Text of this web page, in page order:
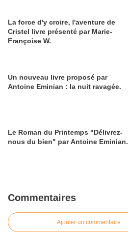
La force d'y croire, l'aventure de
Cristel livre présenté par Marie-
Françoise W.
Un nouveau livre proposé par
Antoine Eminian : la nuit ravagée.
Le Roman du Printemps "Délivrez-
nous du bien" par Antoine Eminian.
Commentaires
Ajouter un commentaire